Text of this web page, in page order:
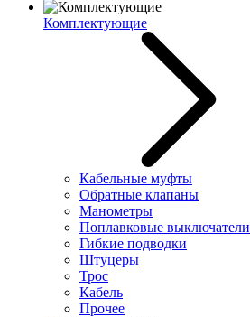
Комплектующие
Кабельные муфты
Обратные клапаны
Манометры
Поплавковые выключатели
Гибкие подводки
Штуцеры
Трос
Кабель
Прочее